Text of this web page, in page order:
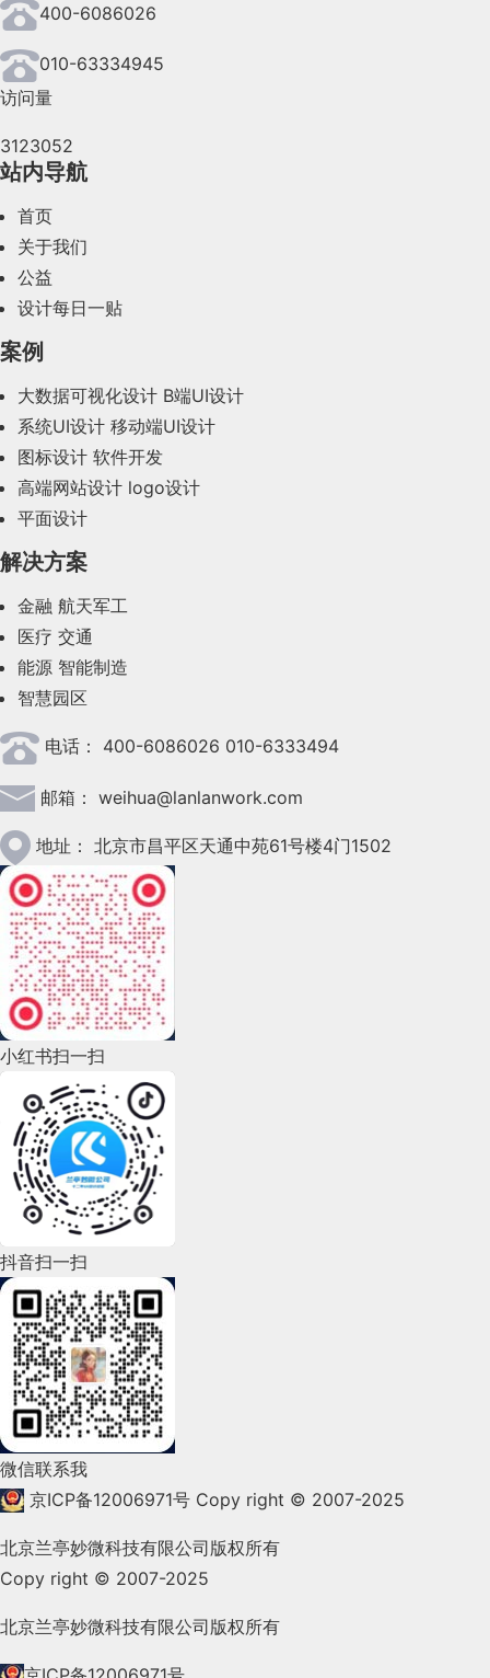
2024年7月(107)
2024年6月(63)
2024年4月(44)
2024年2月(58)
2023年10月(14)
2023年8月(88)
2023年7月(62)
2023年6月(58)
2023年5月(28)
2023年4月(47)
2023年3月(37)
2023年2月(90)
2023年1月(78)
2022年12月(45)
2022年11月(69)
2022年10月(51)
2022年9月(135)
2022年8月(60)
2022年7月(111)
2022年6月(162)
2022年5月(143)
2022年4月(86)
2022年3月(119)
2022年2月(53)
2022年1月(99)
2021年12月(105)
2021年9月(153)
2021年8月(147)
2021年7月(149)
400-6086026
010-63334945
访问量
3123052
站内导航
首页
关于我们
公益
设计每日一贴
案例
大数据可视化设计 B端UI设计
系统UI设计 移动端UI设计
图标设计 软件开发
高端网站设计 logo设计
平面设计
解决方案
金融 航天军工
医疗 交通
能源 智能制造
智慧园区
电话： 400-6086026 010-6333494
邮箱： weihua@lanlanwork.com
地址： 北京市昌平区天通中苑61号楼4门1502
小红书扫一扫
抖音扫一扫
微信联系我
京ICP备12006971号 Copy right © 2007-2025
北京兰亭妙微科技有限公司版权所有
Copy right © 2007-2025
北京兰亭妙微科技有限公司版权所有